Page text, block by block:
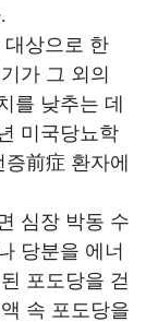
대상으로 한
가 그 외의
를 낮추는 데
미국당뇨학
前症 환자에
심장 박동 수
당분을 에너
포도당을 걷
속 포도당을